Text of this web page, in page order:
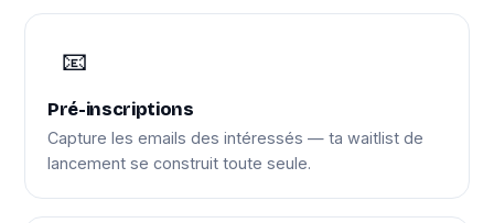
📧
Pré-inscriptions
Capture les emails des intéressés — ta waitlist de
lancement se construit toute seule.